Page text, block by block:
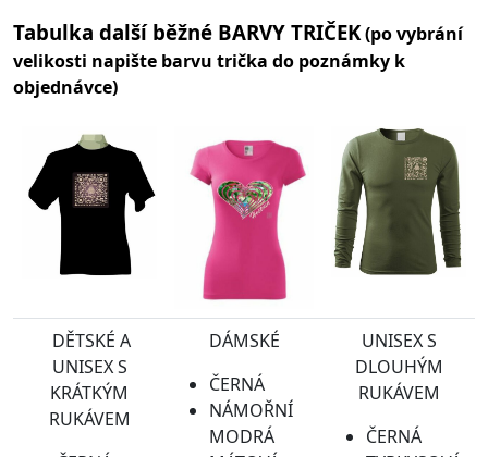
Tabulka další běžné BARVY TRIČEK(po vybrání
velikosti napište barvu trička do poznámky k
objednávce)
DĚTSKÉ A
UNISEX S
KRÁTKÝM
RUKÁVEM
DÁMSKÉ
ČERNÁ
NÁMOŘNÍ
MODRÁ
UNISEX S
DLOUHÝM
RUKÁVEM
ČERNÁ